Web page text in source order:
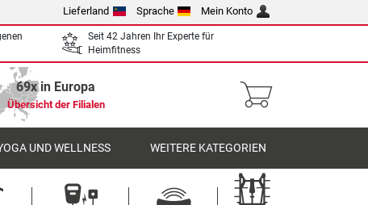
Lieferland Sprache Mein Konto
Seit 42 Jahren Ihr Experte für
Heimfitness
69x in Europa
Übersicht der Filialen
UND WELLNESS WEITERE KATEGORIEN